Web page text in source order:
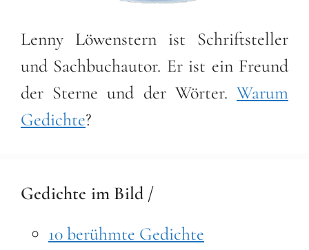
Lenny Löwenstern ist Schriftsteller
und Sachbuchautor. Er ist ein Freund
der Sterne und der Wörter. Warum
Gedichte?
Gedichte im Bild /
10 berühmte Gedichte